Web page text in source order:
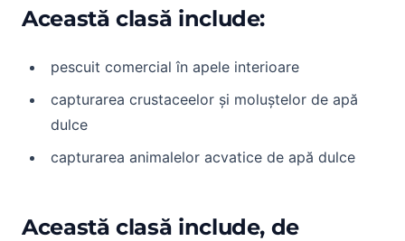
Această clasă include:
pescuit comercial în apele interioare
capturarea crustaceelor și moluștelor de apă
dulce
capturarea animalelor acvatice de apă dulce
Această clasă include, de